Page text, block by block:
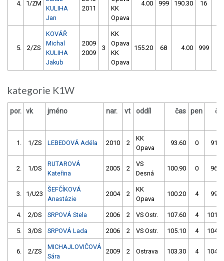
4. 1/ZM
KULIHA
Jan
2011
KK
Opava
4.00 999 190.30 16
5. 2/ZS
KOVÁŘ
Michal
KULIHA
Jakub
2009
2009
3
KK
Opava
KK
Opava
155.20 68 4.00 999
kategorie K1W
por. vk jméno nar. vt oddíl čas pen
1. 1/ZS LEBEDOVÁ Adéla 2010 2
KK
Opava
93.60 0
2. 1/DS
RUTAROVÁ
Kateřina
2005 2
VS
Desná
100.90 0
3. 1/U23
ŠEFČÍKOVÁ
Anastázie
2004 2
KK
Opava
100.20 4
4. 2/DS SRPOVÁ Stela 2006 2 VS Ostr. 107.60 4
5. 3/DS SRPOVÁ Lada 2006 2 VS Ostr. 105.10 4
6. 2/ZS
MICHAJLOVIČOVÁ
Sára
2009 2 Ostrava 103.30 4